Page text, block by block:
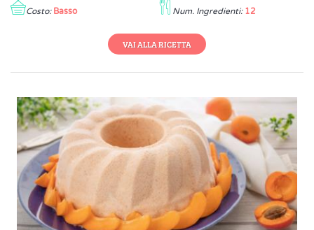
Costo: Basso Num. Ingredienti: 12
VAI ALLA RICETTA